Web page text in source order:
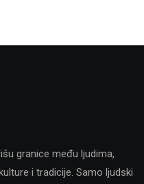
granice među ljudima,
i tradicije. Samo ljudski